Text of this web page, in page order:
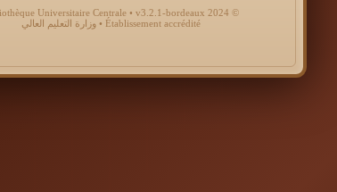
© 2024 Bibliothèque Universitaire Centrale • v3.2.1-bordeaux
Établissement accrédité • وزارة التعليم العالي